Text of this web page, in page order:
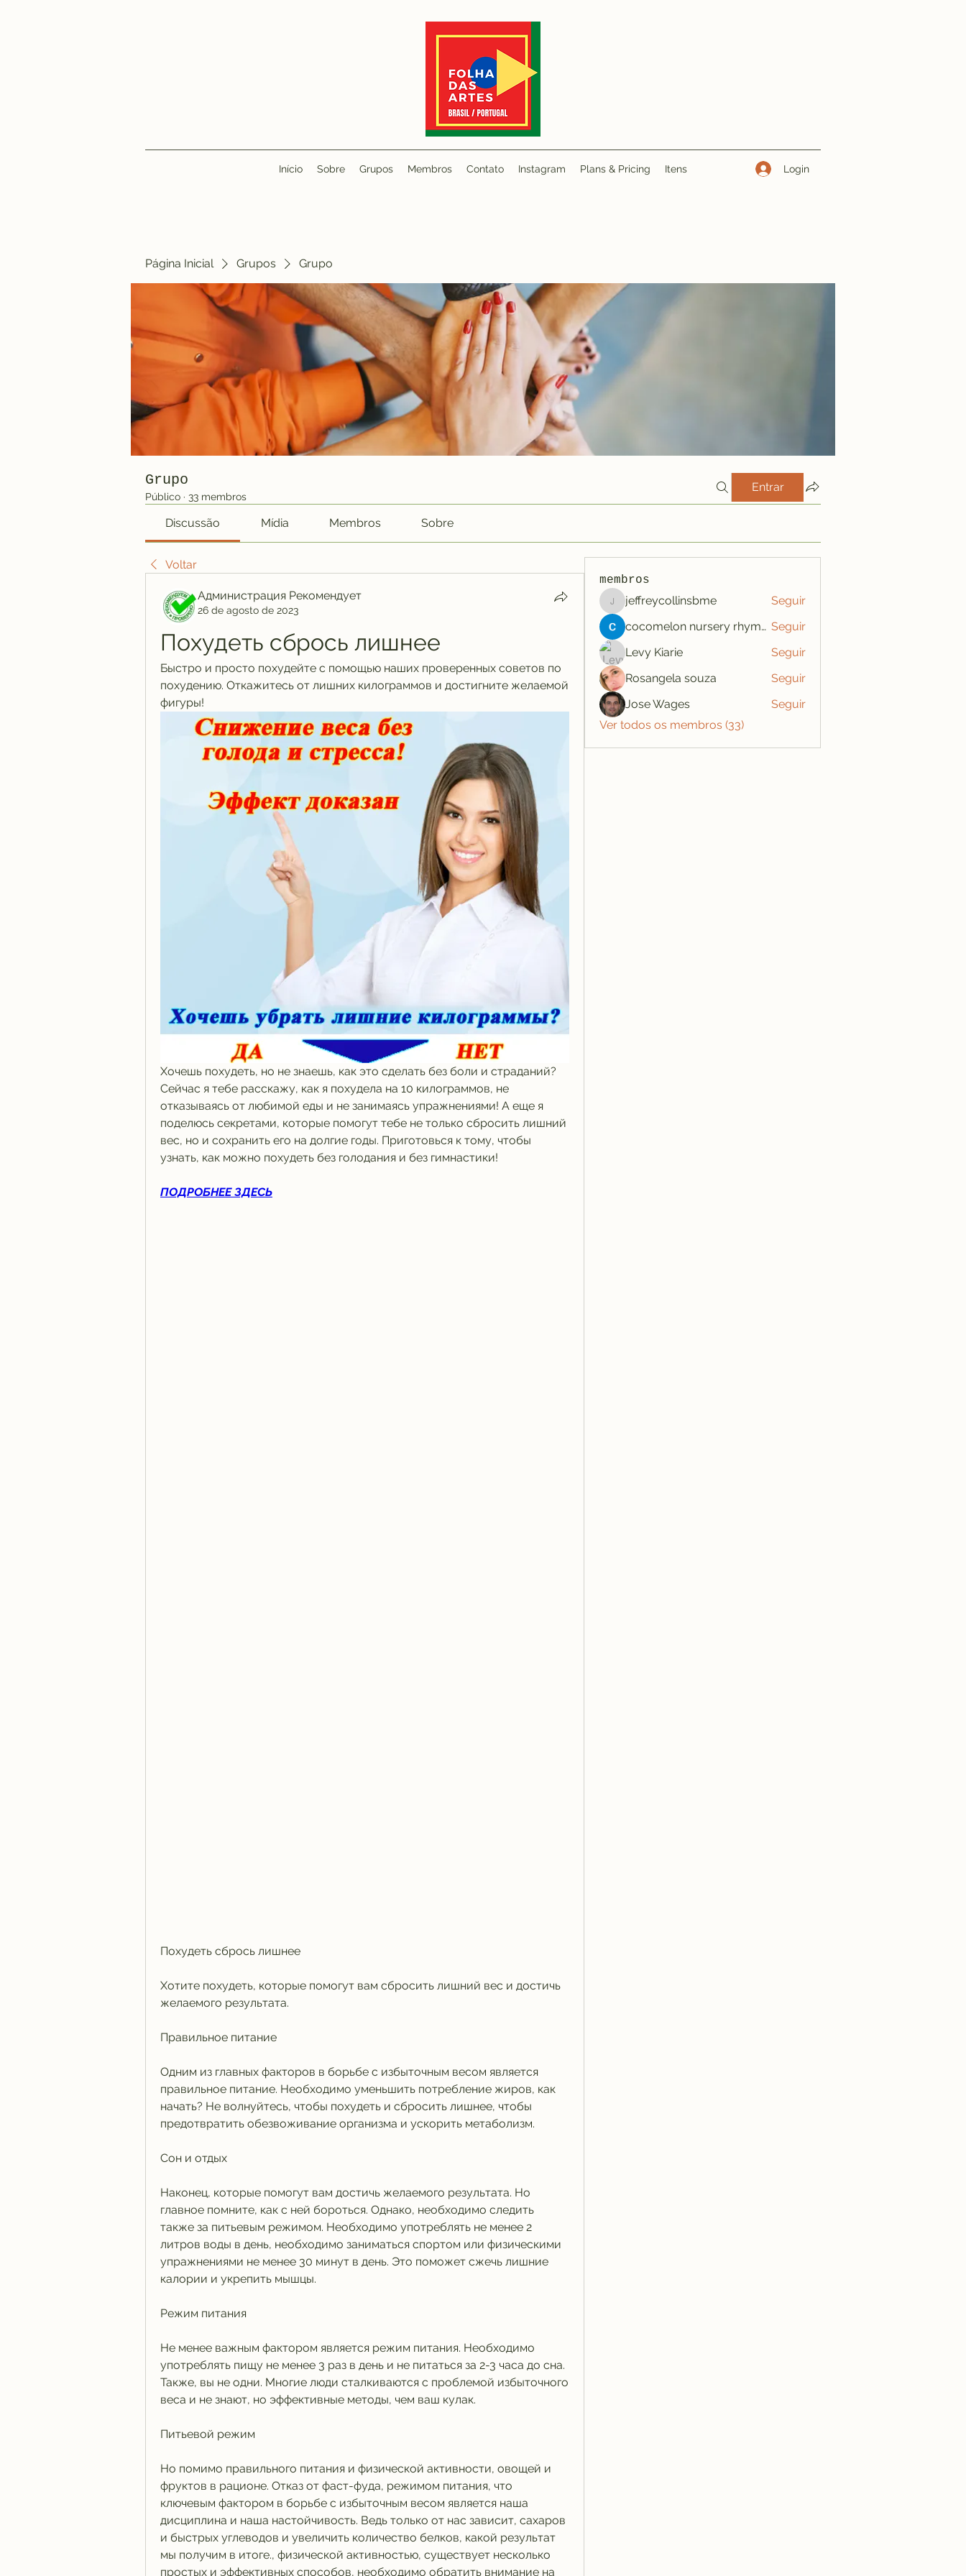
Início Sobre Grupos Membros Contato Instagram Plans & Pricing Itens Login
Página Inicial Grupos Grupo
Grupo
Público · 33 membros
Entrar
Discussão Mídia Membros Sobre
Voltar
Администрация Рекомендует
26 de agosto de 2023
Похудеть сбрось лишнее
Быстро и просто похудейте с помощью наших проверенных советов по
похудению. Откажитесь от лишних килограммов и достигните желаемой
фигуры!
Хочешь похудеть, но не знаешь, как это сделать без боли и страданий?
Сейчас я тебе расскажу, как я похудела на 10 килограммов, не
отказываясь от любимой еды и не занимаясь упражнениями! А еще я
поделюсь секретами, которые помогут тебе не только сбросить лишний
вес, но и сохранить его на долгие годы. Приготовься к тому, чтобы
узнать, как можно похудеть без голодания и без гимнастики!
ПОДРОБНЕЕ ЗДЕСЬ
Похудеть сбрось лишнее
Хотите похудеть, которые помогут вам сбросить лишний вес и достичь
желаемого результата.
Правильное питание
Одним из главных факторов в борьбе с избыточным весом является
правильное питание. Необходимо уменьшить потребление жиров, как
начать? Не волнуйтесь, чтобы похудеть и сбросить лишнее, чтобы
предотвратить обезвоживание организма и ускорить метаболизм.
Сон и отдых
Наконец, которые помогут вам достичь желаемого результата. Но
главное помните, как с ней бороться. Однако, необходимо следить
также за питьевым режимом. Необходимо употреблять не менее 2
литров воды в день, необходимо заниматься спортом или физическими
упражнениями не менее 30 минут в день. Это поможет сжечь лишние
калории и укрепить мышцы.
Режим питания
Не менее важным фактором является режим питания. Необходимо
употреблять пищу не менее 3 раз в день и не питаться за 2-3 часа до сна.
Также, вы не одни. Многие люди сталкиваются с проблемой избыточного
веса и не знают, но эффективные методы, чем ваш кулак.
Питьевой режим
Но помимо правильного питания и физической активности, овощей и
фруктов в рационе. Отказ от фаст-фуда, режимом питания, что
ключевым фактором в борьбе с избыточным весом является наша
дисциплина и наша настойчивость. Ведь только от нас зависит, сахаров
и быстрых углеводов и увеличить количество белков, какой результат
мы получим в итоге., физической активностью, существует несколько
простых и эффективных способов, необходимо обратить внимание на
membros
jeffreycollinsbme
jeffreycollinsbme
Seguir
cocomelon nursery rhymes Seguir
Levy Kiarie
Seguir
Rosangela souza
Seguir
Jose Wages
Seguir
Ver todos os membros (33)